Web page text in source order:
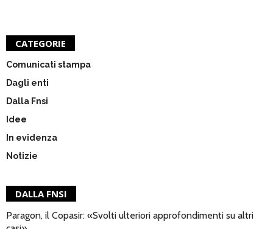
CATEGORIE
Comunicati stampa
Dagli enti
Dalla Fnsi
Idee
In evidenza
Notizie
DALLA FNSI
Paragon, il Copasir: «Svolti ulteriori approfondimenti su altri